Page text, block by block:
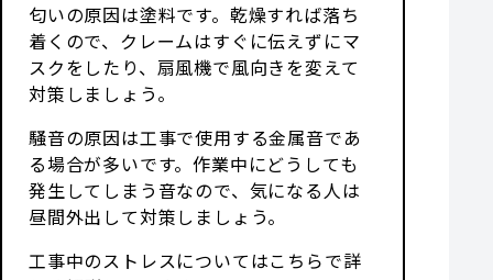
匂いの原因は塗料です。乾燥すれば落ち
着くので、クレームはすぐに伝えずにマ
スクをしたり、扇風機で風向きを変えて
対策しましょう。
騒音の原因は工事で使用する金属音であ
る場合が多いです。作業中にどうしても
発生してしまう音なので、気になる人は
昼間外出して対策しましょう。
工事中のストレスについてはこちらで詳